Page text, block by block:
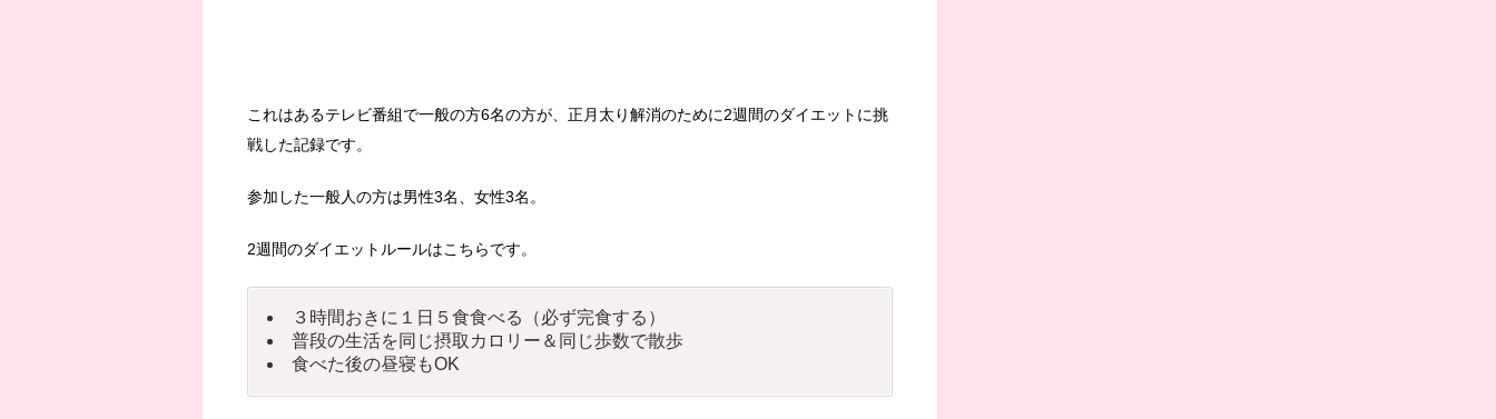
これはあるテレビ番組で一般の方6名の方が、正月太り解消のために2週間のダイエットに挑
戦した記録です。
参加した一般人の方は男性3名、女性3名。
2週間のダイエットルールはこちらです。
３時間おきに１日５食食べる（必ず完食する）
普段の生活を同じ摂取カロリー＆同じ歩数で散歩
食べた後の昼寝もOK